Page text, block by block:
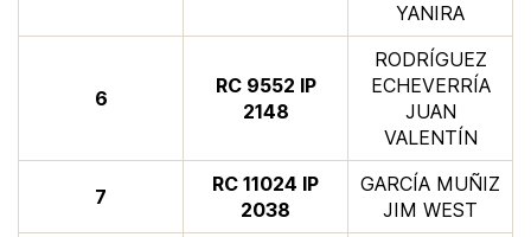
YANIRA
​6
​RC 9552 IP
2148
RODRÍGUEZ
ECHEVERRÍA
JUAN
VALENTÍN
​7
​RC 11024 IP
2038
GARCÍA MUÑIZ
JIM WEST